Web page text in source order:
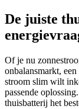
De juiste
Of je nu
onbalansmarkt,
stroom slim wilt
passende
thuisbatterij het